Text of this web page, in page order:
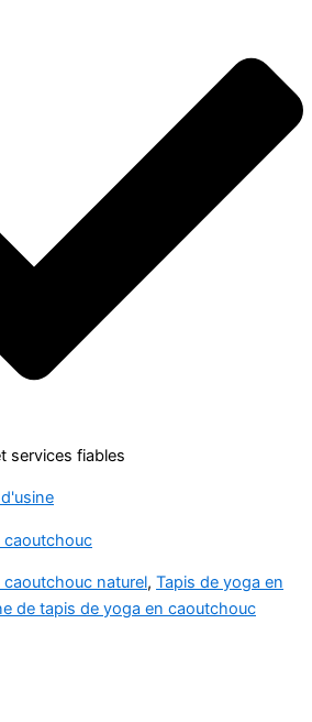
services fiables
caoutchouc
naturel, Tapis de yoga en
de tapis de yoga en caoutchouc